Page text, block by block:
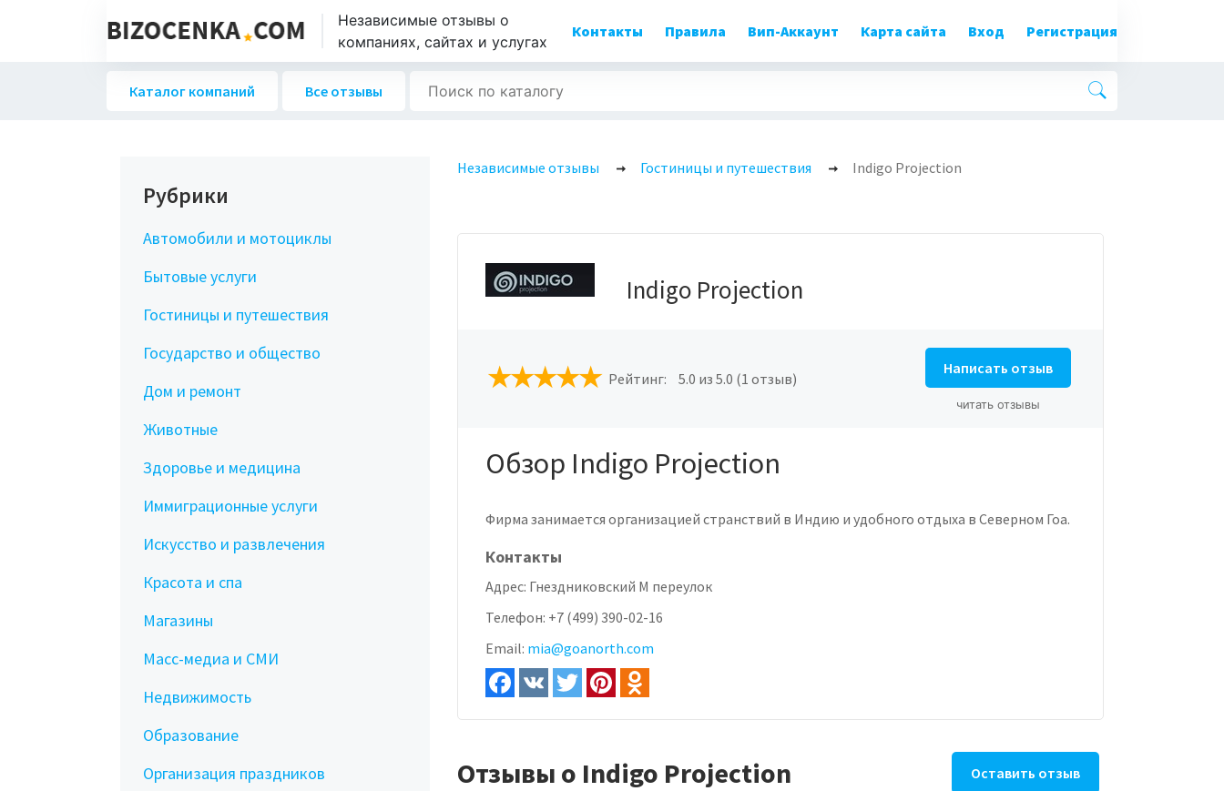
Независимые отзывы о
компаниях, сайтах и услугах
Контакты Правила Вип-Аккаунт Карта сайта Вход Регистрация
Каталог компаний Все отзывы
Независимые отзывы Гостиницы и путешествия Indigo Projection
Indigo Projection
Рейтинг: 5.0 из 5.0 (1 отзыв)
Написать отзыв
читать отзывы
Обзор Indigo Projection
Фирма занимается организацией странствий в Индию и удобного отдыха в Северном Гоа.
Контакты
Адрес: Гнездниковский М переулок
Телефон: +7 (499) 390-02-16
Email: mia@goanorth.com
Отзывы о Indigo Projection Оставить отзыв
Рубрики
Автомобили и мотоциклы
Бытовые услуги
Гостиницы и путешествия
Государство и общество
Дом и ремонт
Животные
Здоровье и медицина
Иммиграционные услуги
Искусство и развлечения
Красота и спа
Магазины
Масс-медиа и СМИ
Недвижимость
Образование
Организация праздников